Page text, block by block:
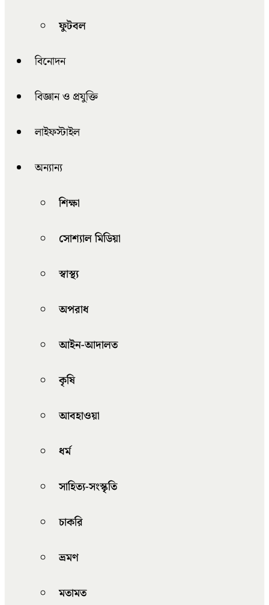
ফুটবল
বিনোদন
বিজ্ঞান ও প্রযুক্তি
লাইফস্টাইল
অন্যান্য
শিক্ষা
সোশ্যাল মিডিয়া
স্বাস্থ্য
অপরাধ
আইন-আদালত
কৃষি
আবহাওয়া
ধর্ম
সাহিত্য-সংস্কৃতি
চাকরি
ভ্রমণ
মতামত